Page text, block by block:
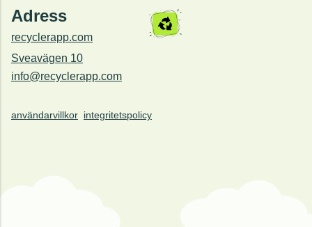
Adress
recyclerapp.com
Sveavägen 10
info@recyclerapp.com
användarvillkor integritetspolicy